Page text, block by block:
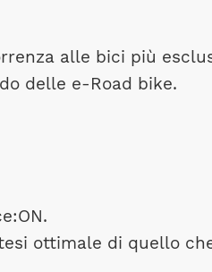
alle bici più
delle e-Road bike.
ottimale di quello